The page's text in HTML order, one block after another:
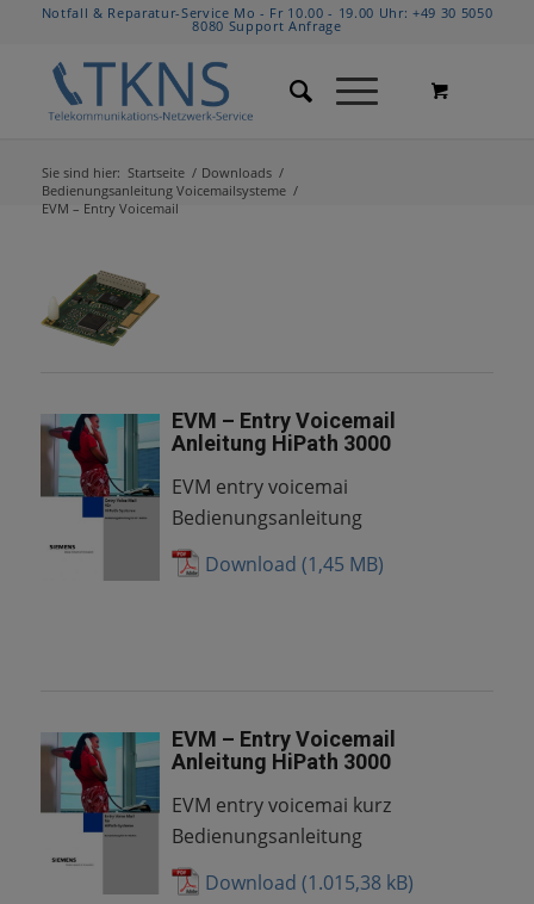
Notfall & Reparatur-Service Mo - Fr 10.00 - 19.00 Uhr:+49 30 5050
8080 Support Anfrage
Sie sind hier: Startseite / Downloads /
Bedienungsanleitung Voicemailsysteme /
EVM – Entry Voicemail
EVM – Entry Voicemail
Anleitung HiPath 3000
EVM entry voicemai
Bedienungsanleitung
Download
EVM – Entry Voicemail
Anleitung HiPath 3000
EVM entry voicemai kurz
Bedienungsanleitung
Download